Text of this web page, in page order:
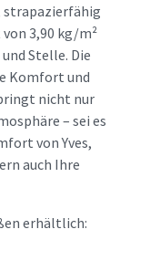
strapazierfähig
3,90 kg/m²
Stelle. Die
Komfort und
nicht nur
– sei es
von Yves,
auch Ihre
erhältlich: